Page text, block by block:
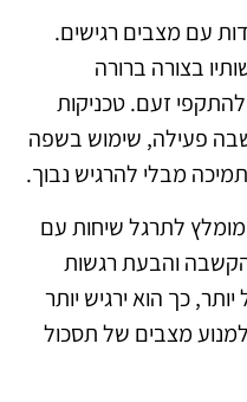
עם מצבים רגישים.
בצורה ברורה
זעם. טכניקות
פעילה, שימוש בשפה
מבלי להרגיש נבוך.
לתרגל שיחות עם
והבעת רגשות
כך הוא ירגיש יותר
למנוע מצבים של תסכול